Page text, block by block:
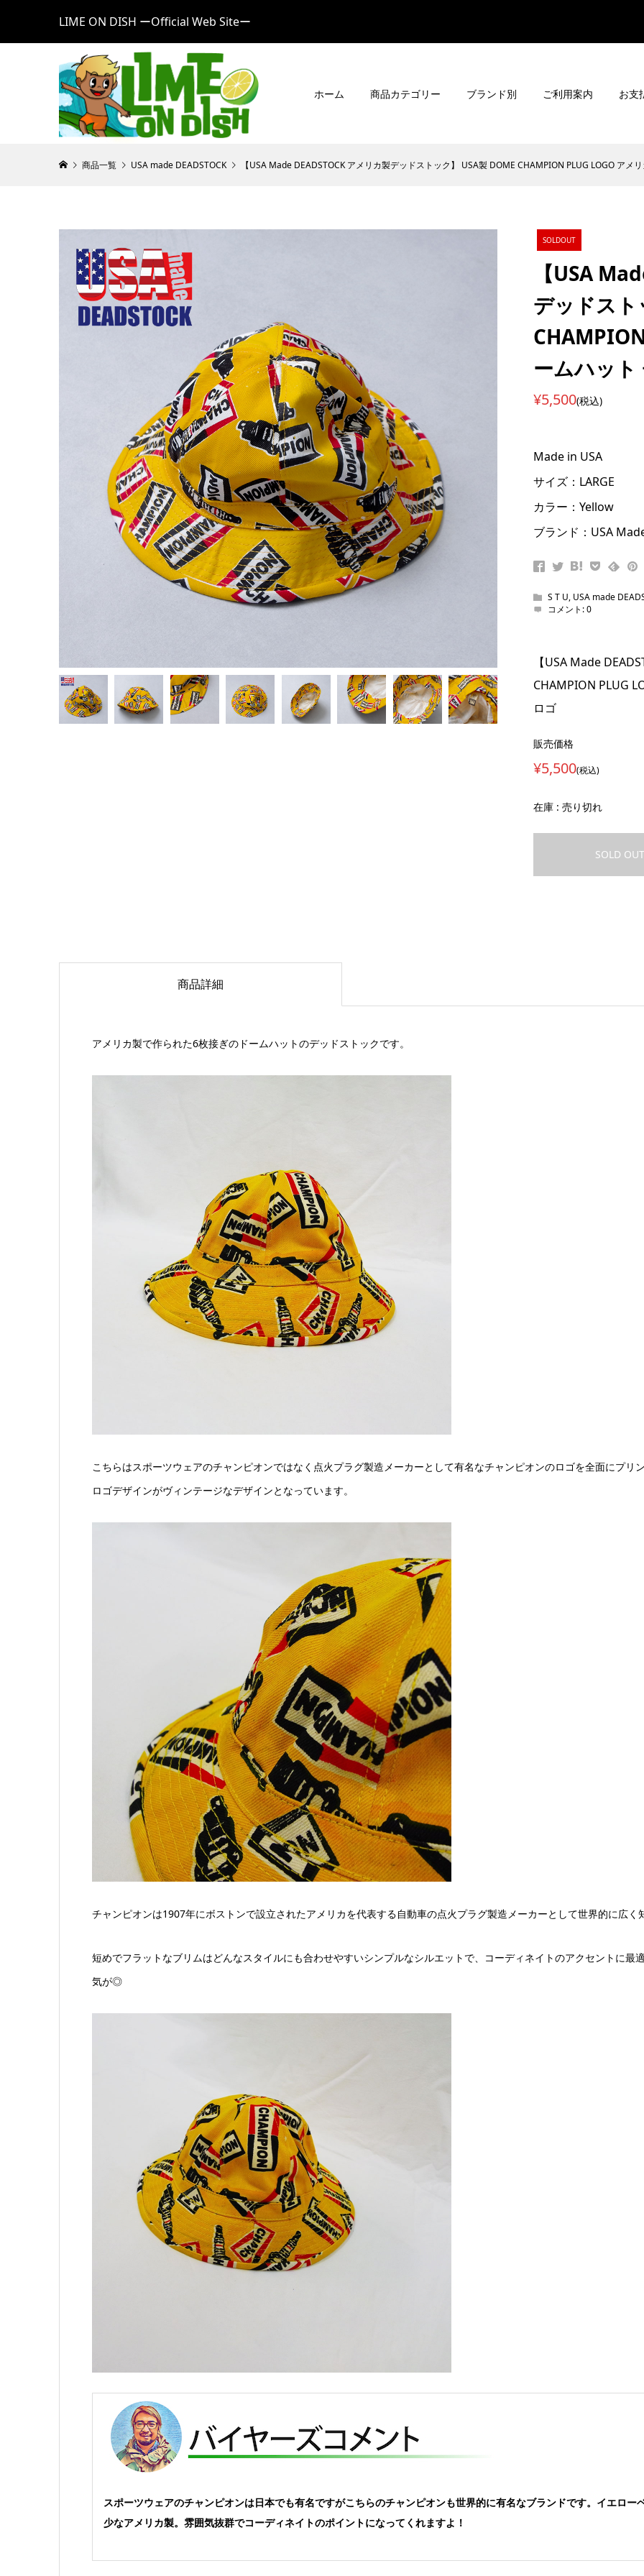
LIME ON DISH ーOfficial Web Siteー
ホーム 商品カテゴリー ブランド別 ご利用案内 お支
商品一覧 USA made DEADSTOCK 【USA Made DEADSTOCK アメリカ製デッドストック】 USA製 DOME CHAMPION PLUG LOGO アメ
SOLDOUT
【USA
デッドスト
ームハッ
¥5,500(税込)
Made in USA
サイズ：LARGE
カラー：Yellow
ブランド：USA
S T U, USA made
コメント:0
【USA Made
CHAMPION PLUG
ロゴ
販売価格
¥5,500(税込)
在庫 : 売り切れ
SOLD OUT
商品詳細
アメリカ製で作られた6枚接ぎのドームハットのデッドストックです。
こちらはスポーツウェアのチャンピオンではなく点火プラグ製造メーカーとして有名なチャンピオンのロゴを全面にプリ
ロゴデザインがヴィンテージなデザインとなっています。
チャンピオンは1907年にボストンで設立されたアメリカを代表する自動車の点火プラグ製造メーカーとして世界的に広く
短めでフラットなブリムはどんなスタイルにも合わせやすいシンプルなシルエットで、コーディネイトのアクセントに最
気が◎
スポーツウェアのチャンピオンは日本でも有名ですがこちらのチャンピオンも世界的に有名なブランドです。イエロ
少なアメリカ製。雰囲気抜群でコーディネイトのポイントになってくれますよ！